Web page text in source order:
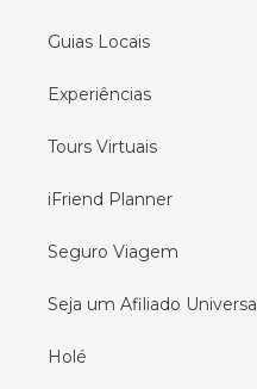
Guias Locais
Experiências
Tours Virtuais
iFriend Planner
Seguro Viagem
Seja um Afiliado Universal
Holé